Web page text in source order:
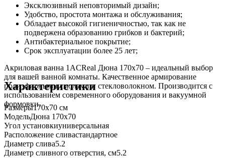
Эксклюзивный неповторимый дизайн;
Удобство, простота монтажа и обслуживания;
Обладает высокой гигиеничностью, так как не
подвержена образованию грибков и бактерий;
Антибактериальное покрытие;
Срок эксплуатации более 25 лет;
Акриловая ванна 1ACReal Дюна 170х70 – идеальный выбор
для вашей ванной комнаты. Качественное армирование
полиэфирными смолами и стекловолокном. Производится с
использованием современного оборудования и вакуумной
формовки.
Характеристики
Размеры170х70 см
МодельДюна 170х70
Угол установкиуниверсальная
Расположение сливастандартное
Диаметр слива5.2
Диаметр сливного отверстия, см5.2